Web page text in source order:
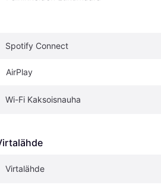
Spotify Connect
AirPlay
Wi-Fi Kaksoisnauha
Virtalähde